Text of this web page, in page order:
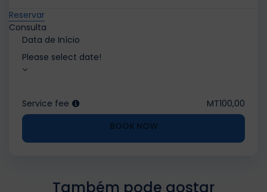
Reservar
Consulta
Data de Início
Please select date!
Service fee
MT100,00
BOOK NOW
Também pode gostar